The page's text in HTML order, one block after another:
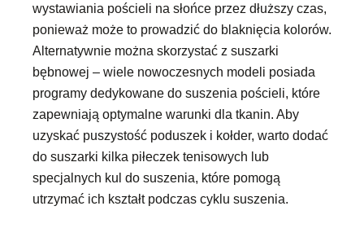
wystawiania pościeli na słońce przez dłuższy czas,
ponieważ może to prowadzić do blaknięcia kolorów.
Alternatywnie można skorzystać z suszarki
bębnowej – wiele nowoczesnych modeli posiada
programy dedykowane do suszenia pościeli, które
zapewniają optymalne warunki dla tkanin. Aby
uzyskać puszystość poduszek i kołder, warto dodać
do suszarki kilka piłeczek tenisowych lub
specjalnych kul do suszenia, które pomogą
utrzymać ich kształt podczas cyklu suszenia.